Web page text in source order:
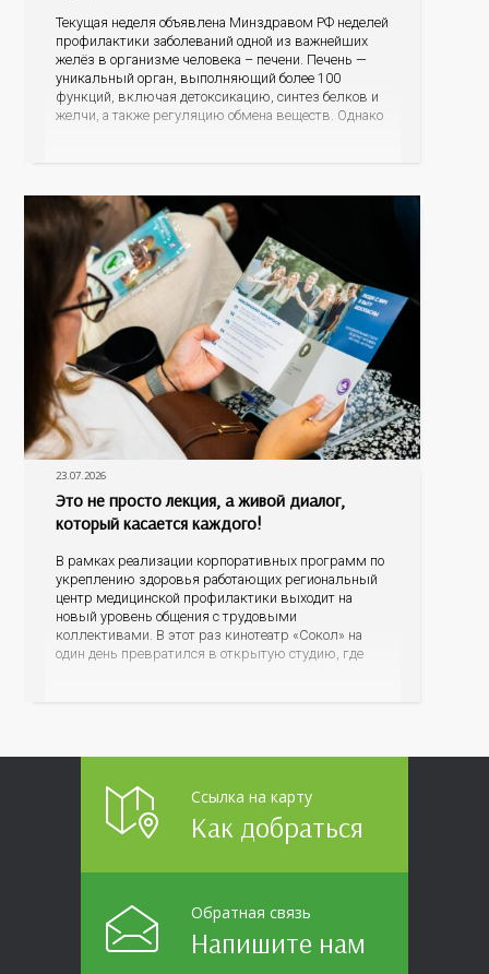
Текущая неделя объявлена Минздравом РФ неделей
профилактики заболеваний одной из важнейших
желёз в организме человека – печени. Печень —
уникальный орган, выполняющий более 100
функций, включая детоксикацию, синтез белков и
желчи, а также регуляцию обмена веществ. Однако
23.07.2026
Это не просто лекция, а живой диалог,
который касается каждого!
В рамках реализации корпоративных программ по
укреплению здоровья работающих региональный
центр медицинской профилактики выходит на
новый уровень общения с трудовыми
коллективами. В этот раз кинотеатр «Сокол» на
один день превратился в открытую студию, где
Ссылка на карту
Как добраться
Обратная связь
Напишите нам